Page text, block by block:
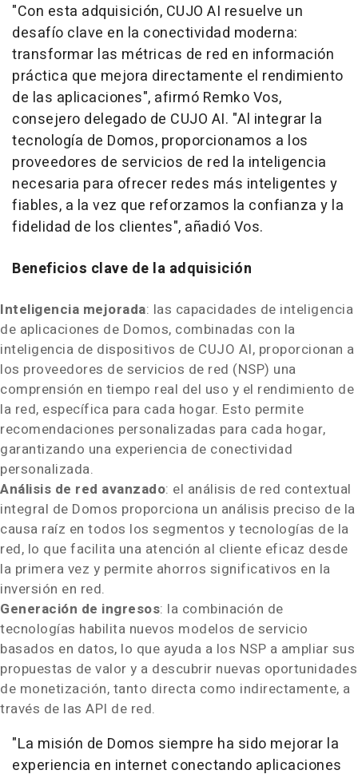
"Con esta adquisición, CUJO AI resuelve un
desafío clave en la conectividad moderna:
transformar las métricas de red en información
práctica que mejora directamente el rendimiento
de las aplicaciones", afirmó Remko Vos,
consejero delegado de CUJO AI. "Al integrar la
tecnología de Domos, proporcionamos a los
proveedores de servicios de red la inteligencia
necesaria para ofrecer redes más inteligentes y
fiables, a la vez que reforzamos la confianza y la
fidelidad de los clientes", añadió Vos.
Beneficios clave de la adquisición
Inteligencia mejorada: las capacidades de inteligencia
de aplicaciones de Domos, combinadas con la
inteligencia de dispositivos de CUJO AI, proporcionan a
los proveedores de servicios de red (NSP) una
comprensión en tiempo real del uso y el rendimiento de
la red, específica para cada hogar. Esto permite
recomendaciones personalizadas para cada hogar,
garantizando una experiencia de conectividad
personalizada.
Análisis de red avanzado: el análisis de red contextual
integral de Domos proporciona un análisis preciso de la
causa raíz en todos los segmentos y tecnologías de la
red, lo que facilita una atención al cliente eficaz desde
la primera vez y permite ahorros significativos en la
inversión en red.
Generación de ingresos: la combinación de
tecnologías habilita nuevos modelos de servicio
basados en datos, lo que ayuda a los NSP a ampliar sus
propuestas de valor y a descubrir nuevas oportunidades
de monetización, tanto directa como indirectamente, a
través de las API de red.
"La misión de Domos siempre ha sido mejorar la
experiencia en internet conectando aplicaciones